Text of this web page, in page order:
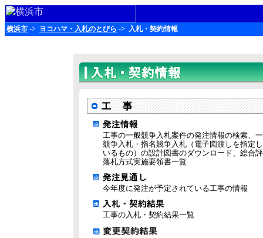
横浜市 -> ヨコハマ・入札のとびら -> 入札・契約情報
工事の一般競争入札案件の発注情報の検索、
競争入札・指名競争入札（電子図渡しを指定
いるもの）の設計図書のダウンロード、総合
落札方式実施要領書一覧
今年度に発注が予定されている工事の情報
工事の入札・契約結果一覧